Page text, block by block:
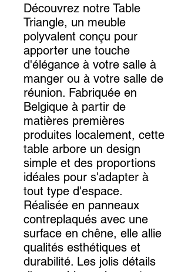
Découvrez notre Table
Triangle, un meuble
polyvalent conçu pour
apporter une touche
d'élégance à votre salle à
manger ou à votre salle de
réunion. Fabriquée en
Belgique à partir de
matières premières
produites localement, cette
table arbore un design
simple et des proportions
idéales pour s'adapter à
tout type d'espace.
Réalisée en panneaux
contreplaqués avec une
surface en chêne, elle allie
qualités esthétiques et
durabilité. Les jolis détails